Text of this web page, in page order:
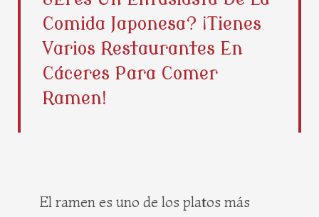
b
o
o
i
t
t
r
e
r
e
s
t
a
g
r
Comida Japonesa? ¡Tienes
Varios Restaurantes En
Cáceres Para Comer
Ramen!
El ramen es uno de los platos más